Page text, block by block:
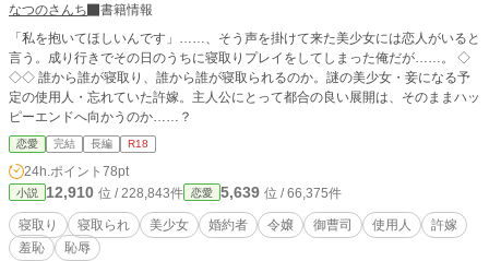
なつのさんち
書籍情報
「私を抱いてほしいんです」……、そう声を掛けて来た美少女には恋人がいると
言う。成り行きでその日のうちに寝取りプレイをしてしまった俺だが……。 ◇
◇◇ 誰から誰が寝取り、誰から誰が寝取られるのか。謎の美少女・妾になる予
定の使用人・忘れていた許嫁。主人公にとって都合の良い展開は、そのままハッ
ピーエンドへ向かうのか……？
恋愛 完結 長編 R18
24h.ポイント 78pt
小説 12,910 位 / 228,843件 恋愛 5,639 位 / 66,375件
寝取り 寝取られ 美少女 婚約者 令嬢 御曹司 使用人
許嫁
羞恥
恥辱